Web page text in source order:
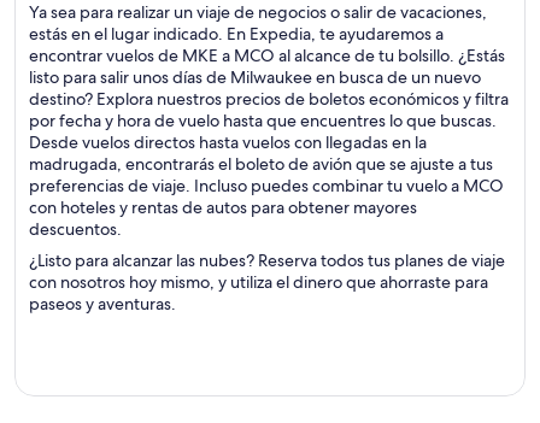
Ya sea para realizar un viaje de negocios o salir de vacaciones,
estás en el lugar indicado. En Expedia, te ayudaremos a
encontrar vuelos de MKE a MCO al alcance de tu bolsillo. ¿Estás
listo para salir unos días de Milwaukee en busca de un nuevo
destino? Explora nuestros precios de boletos económicos y filtra
por fecha y hora de vuelo hasta que encuentres lo que buscas.
Desde vuelos directos hasta vuelos con llegadas en la
madrugada, encontrarás el boleto de avión que se ajuste a tus
preferencias de viaje. Incluso puedes combinar tu vuelo a MCO
con hoteles y rentas de autos para obtener mayores
descuentos.
¿Listo para alcanzar las nubes? Reserva todos tus planes de viaje
con nosotros hoy mismo, y utiliza el dinero que ahorraste para
paseos y aventuras.